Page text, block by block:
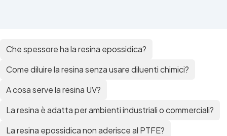
Che spessore ha la resina epossidica?
Come diluire la resina senza usare diluenti chimici?
A cosa serve la resina UV?
La resina è adatta per ambienti industriali o commerciali?
La resina epossidica non aderisce al PTFE?